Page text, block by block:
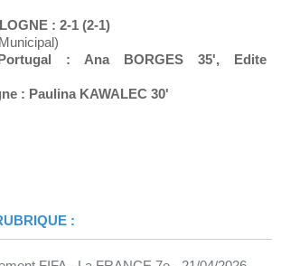
: 2-1 (2-1)
: Ana BORGES 35', Edite
: Paulina KAWALEC 30'
: